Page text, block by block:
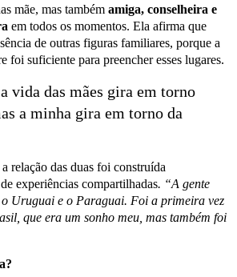
mãe, mas também amiga, conselheira e
em todos os momentos. Ela afirma que
de outras figuras familiares, porque a
foi suficiente para preencher esses lugares.
vida das mães gira em torno
a minha gira em torno da
relação das duas foi construída
experiências compartilhadas. “A gente
Uruguai e o Paraguai. Foi a primeira vez
que era um sonho meu, mas também foi